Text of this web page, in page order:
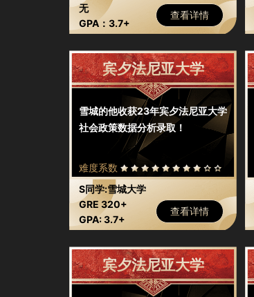
大学伯明顿分校 法学硕士 人民大
学法学硕士"
无
GPA：3.7+
查看详情
宾夕法尼亚大学
雪城的他收获23年宾夕法尼亚大学
社会政策数据分析录取！
难度系数
S同学:雪城大学
GRE 320+
GPA: 3.7+
查看详情
宾夕法尼亚大学